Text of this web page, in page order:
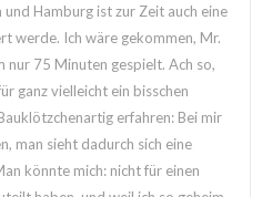
Hamburg ist zur Zeit auch eine
werde. Ich wäre gekommen, Mr.
nur 75 Minuten gespielt. Ach so,
ganz vielleicht ein bisschen
erfahren: Bei mir
man sieht dadurch sich eine
könnte mich: nicht für einen